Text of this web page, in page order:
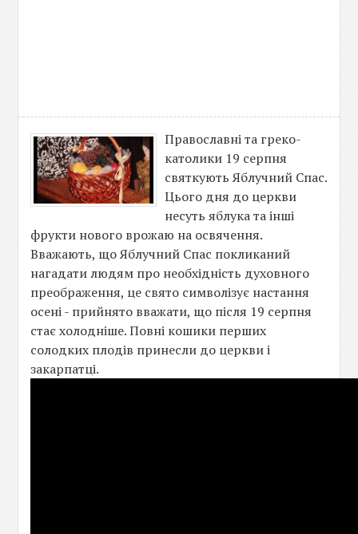
Православні та греко-
католики 19 серпня
святкують Яблучний Спас.
Цього дня до церкви
несуть яблука та інші
фрукти нового врожаю на освячення.
Вважають, що Яблучний Спас покликаний
нагадати людям про необхідність духовного
преображення, це свято символізує настання
осені - прийнято вважати, що після 19 серпня
стає холодніше. Повні кошики перших
солодких плодів принесли до церкви і
закарпатці.